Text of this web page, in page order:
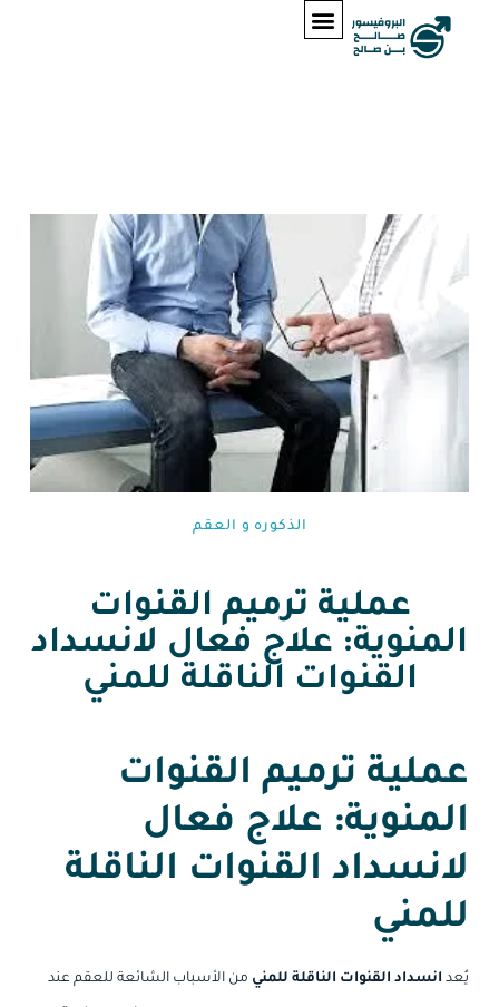
الذكوره و العقم⁩
عملية ترميم القنوات
المنوية: علاج فعال لانسداد
القنوات الناقلة للمني
عملية ترميم القنوات
المنوية: علاج فعال
لانسداد القنوات الناقلة
للمني
يُعد انسداد القنوات الناقلة للمني من الأسباب الشائعة للعقم عند